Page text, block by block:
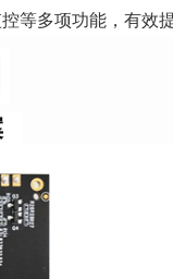
等多项功能，有效